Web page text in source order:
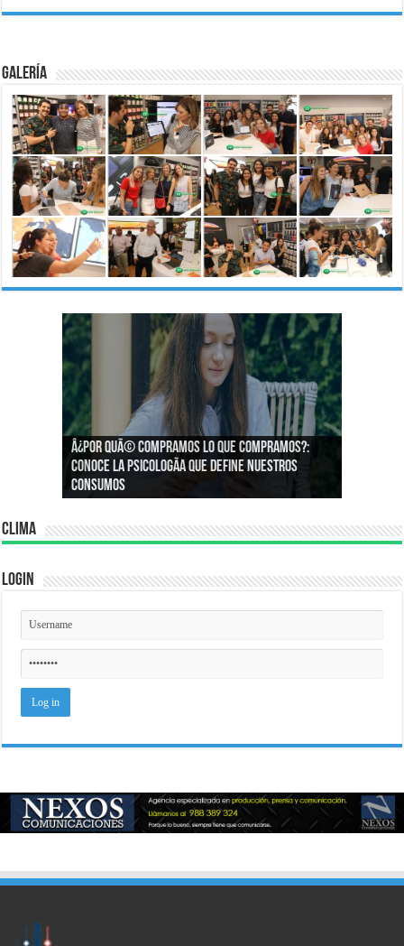
Galería
Â¿CÃ³mo podemos asegurar un espacio de
igualdad en el trabajo?
Â¿Por quÃ© compramos lo que compramos?:
Conoce la psicologÃ­a que define nuestros
consumos
Clima
Login